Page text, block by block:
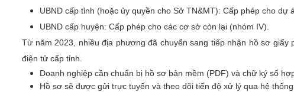
UBND cấp tỉnh (hoặc ủy quyền cho Sở TN&MT): Cấp phép cho dự
UBND cấp huyện: Cấp phép cho các cơ sở còn lại (nhóm IV).
Từ năm 2023, nhiều địa phương đã chuyển sang tiếp nhận hồ sơ
điện tử cấp tỉnh.
Doanh nghiệp cần chuẩn bị hồ sơ bản mềm (PDF) và chữ ký số
Hồ sơ sẽ được gửi trực tuyến và theo dõi tiến độ xử lý qua hệ thống.